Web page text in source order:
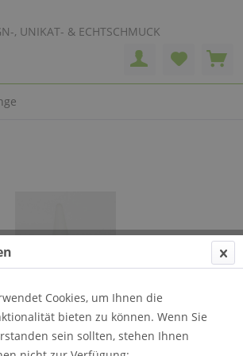
, UNIKAT- & ECHTSCHMUCK
Cookies, um Ihnen die
bieten zu können. Wenn Sie
sein sollten, stehen Ihnen